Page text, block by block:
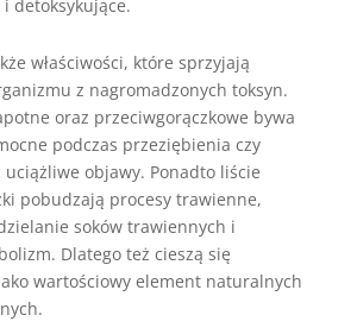
i detoksykujące.
właściwości, które sprzyjają
z nagromadzonych toksyn.
oraz przeciwgorączkowe bywa
podczas przeziębienia czy
uciążliwe objawy. Ponadto liście
pobudzają procesy trawienne,
soków trawiennych i
Dlatego też cieszą się
wartościowy element naturalnych